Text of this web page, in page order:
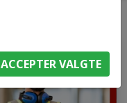
ACCEPTER VALGTE